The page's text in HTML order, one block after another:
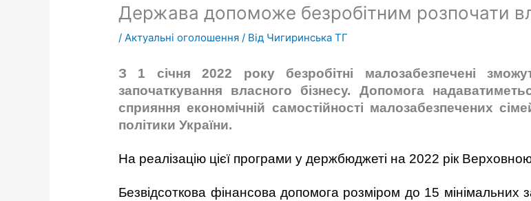
Держава допоможе безробітним розпочати
/Актуальні оголошення / Від Чигиринська ТГ
З 1 січня 2022 року безробітні малозабезпечені
започаткування власного бізнесу. Допомога
сприяння економічній самостійності малозабезпечених
політики України.
На реалізацію цієї програми у держбюджеті на 2022 рік
Безвідсоткова фінансова допомога розміром до 15